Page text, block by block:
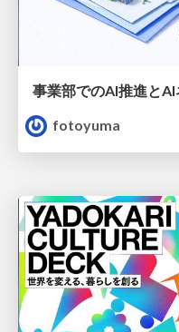
事業部でのAI推進と
fotoyuma